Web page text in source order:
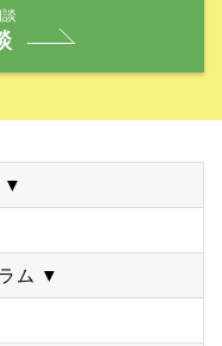
▼
ム ▼